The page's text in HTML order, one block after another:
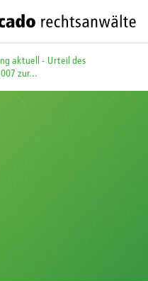
aktuell - Urteil des
zur...